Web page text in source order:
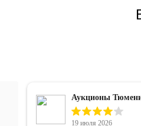
Аукционы
19 июля 2026